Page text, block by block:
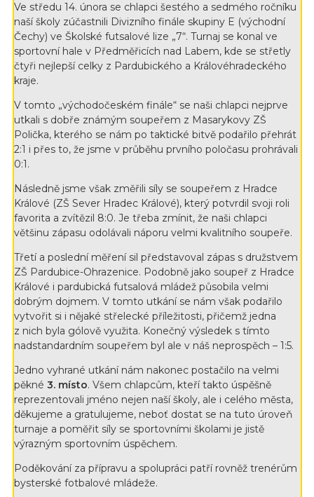
Ve středu 14. února se chlapci šestého a sedmého ročníku
naší školy zúčastnili Divizního finále skupiny E (východní
Čechy) ve Školské futsalové lize „7“. Turnaj se konal ve
sportovní hale v Předměřicích nad Labem, kde se střetly
čtyři nejlepší celky z Pardubického a Královéhradeckého
kraje.
V tomto „východočeském finále“ se naši chlapci nejprve
utkali s dobře známým soupeřem z Masarykovy ZŠ
Polička, kterého se nám po taktické bitvě podařilo přehrát
2:1 i přes to, že jsme v průběhu prvního poločasu prohrávali
0:1.
Následně jsme však změřili síly se soupeřem z Hradce
Králové (ZŠ Sever Hradec Králové), který potvrdil svoji roli
favorita a zvítězil 8:0. Je třeba zmínit, že naši chlapci
většinu zápasu odolávali náporu velmi kvalitního soupeře.
Třetí a poslední měření sil představoval zápas s družstvem
ZŠ Pardubice-Ohrazenice. Podobně jako soupeř z Hradce
Králové i pardubická futsalová mládež působila velmi
dobrým dojmem. V tomto utkání se nám však podařilo
vytvořit si i nějaké střelecké příležitosti, přičemž jedna
z nich byla gólově využita. Konečný výsledek s tímto
nadstandardním soupeřem byl ale v náš neprospěch – 1:5.
Jedno vyhrané utkání nám nakonec postačilo na velmi
pěkné 3. místo. Všem chlapcům, kteří takto úspěšně
reprezentovali jméno nejen naší školy, ale i celého města,
děkujeme a gratulujeme, neboť dostat se na tuto úroveň
turnaje a poměřit síly se sportovními školami je jistě
výrazným sportovním úspěchem.
Poděkování za přípravu a spolupráci patří rovněž trenérům
bysterské fotbalové mládeže.